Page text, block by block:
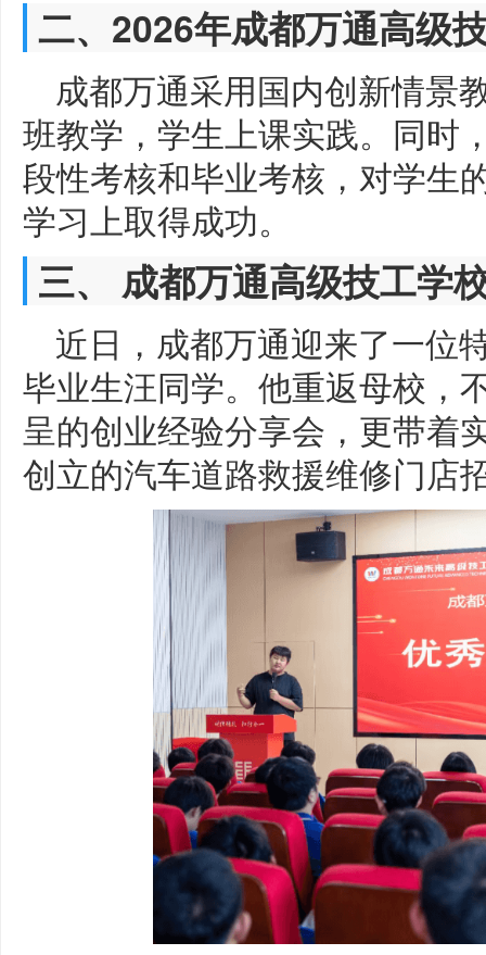
二、2026年成都万通高级
成都万通采用国内创新情景
班教学，学生上课实践。同时
段性考核和毕业考核，对学生
学习上取得成功。
三、 成都万通高级技工学
近日，成都万通迎来了一
毕业生汪同学。他重返母校，
呈的创业经验分享会，更带着
创立的汽车道路救援维修门店